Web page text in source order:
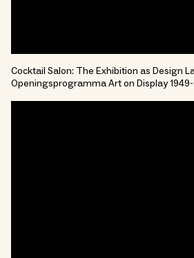
Cocktail Salon: The Exhibition as Design
Openingsprogramma Art on Display